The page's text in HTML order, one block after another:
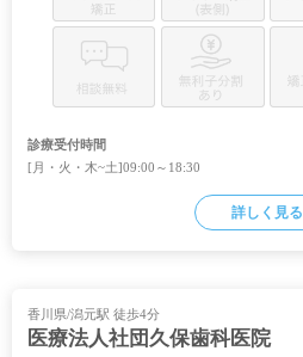
診療受付時間
[月・火・木~土]09:00～18:30
詳しく見る
香川県/潟元駅 徒歩4分
医療法人社団久保歯科医院